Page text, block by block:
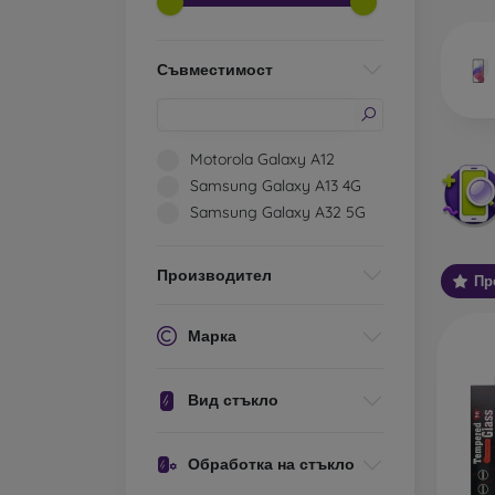
Съвместимост
Motorola Galaxy A12
Samsung Galaxy A13 4G
Samsung Galaxy A32 5G
Производител
Марка
Вид стъкло
Обработка на стъкло
се в
е, че
по-